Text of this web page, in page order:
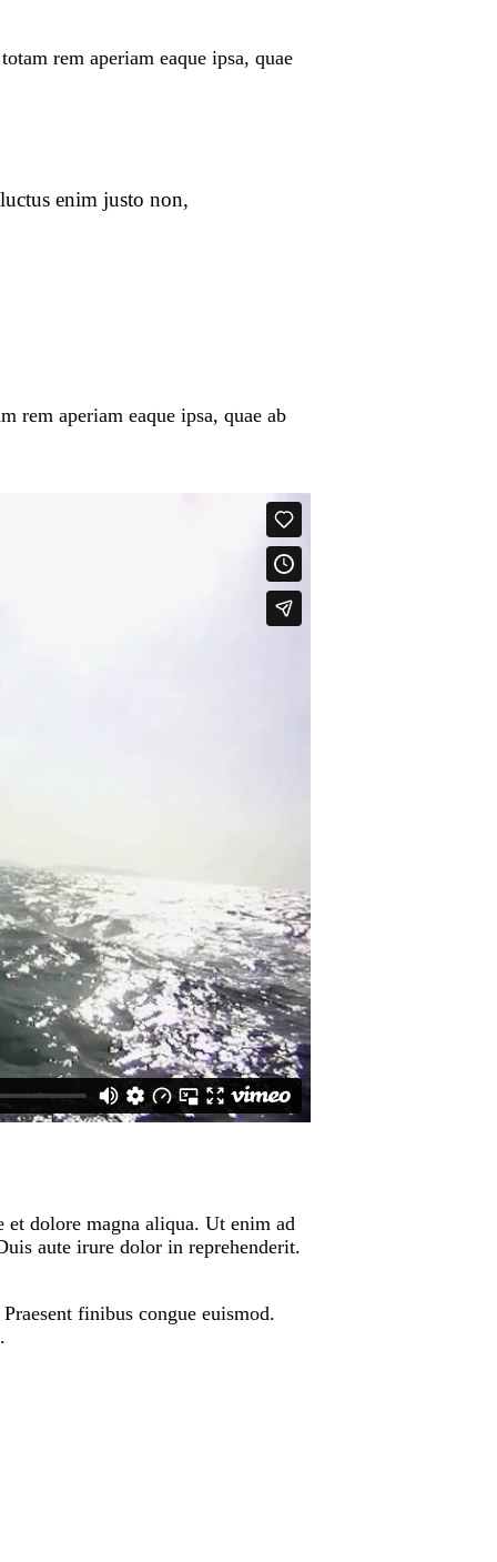
rem aperiam eaque ipsa, quae
enim justo non,
rem aperiam eaque ipsa, quae ab
dolore magna aliqua. Ut enim ad
aute irure dolor in reprehenderit.
finibus congue euismod.